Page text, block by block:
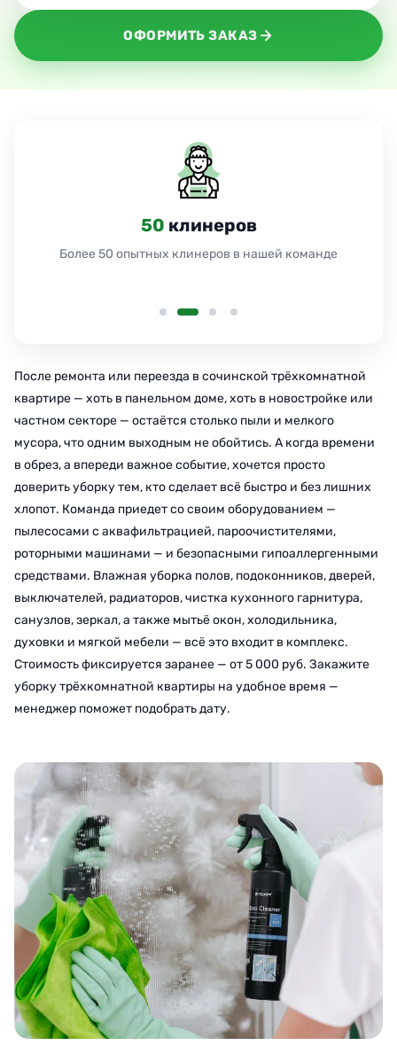
ОФОРМИТЬ ЗАКАЗ
50 клинеров
Более 50 опытных клинеров в нашей команде
После ремонта или переезда в сочинской трёхкомнатной
квартире — хоть в панельном доме, хоть в новостройке или
частном секторе — остаётся столько пыли и мелкого
мусора, что одним выходным не обойтись. А когда времени
в обрез, а впереди важное событие, хочется просто
доверить уборку тем, кто сделает всё быстро и без лишних
хлопот. Команда приедет со своим оборудованием —
пылесосами с аквафильтрацией, пароочистителями,
роторными машинами — и безопасными гипоаллергенными
средствами. Влажная уборка полов, подоконников, дверей,
выключателей, радиаторов, чистка кухонного гарнитура,
санузлов, зеркал, а также мытьё окон, холодильника,
духовки и мягкой мебели — всё это входит в комплекс.
Стоимость фиксируется заранее — от 5 000 руб. Закажите
уборку трёхкомнатной квартиры на удобное время —
менеджер поможет подобрать дату.